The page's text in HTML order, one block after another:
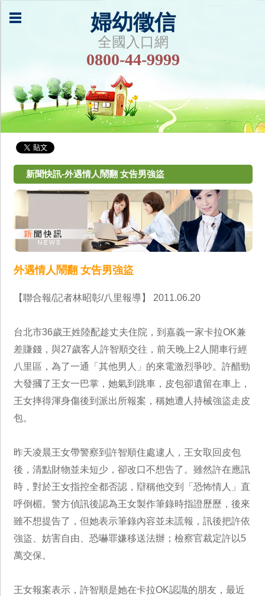
婦幼徵信
全國入口網
0800-44-9999
新聞快訊-外遇情人鬧翻 女告男強盜
外遇情人鬧翻 女告男強盜
【聯合報/記者林昭彰/八里報導】 2011.06.20
台北市36歲王姓陸配趁丈夫住院，到嘉義一家卡拉OK兼
差賺錢，與27歲客人許智順交往，前天晚上2人開車行經
八里區，為了一通「其他男人」的來電激烈爭吵。許醋勁
大發摑了王女一巴掌，她氣到跳車，皮包卻遺留在車上，
王女摔得渾身傷後到派出所報案，稱她遭人持械強盜走皮
包。
昨天凌晨王女帶警察到許智順住處逮人，王女取回皮包
後，清點財物並未短少，卻改口不想告了。雖然許在應訊
時，對於王女指控全都否認，辯稱他交到「恐怖情人」直
呼倒楣。警方偵訊後認為王女製作筆錄時指證歷歷，後來
雖不想提告了，但她表示筆錄內容並未謊報，訊後把許依
強盜、妨害自由、恐嚇罪嫌移送法辦；檢察官裁定許以5
萬交保。
王女報案表示，許智順是她在卡拉OK認識的朋友，最近